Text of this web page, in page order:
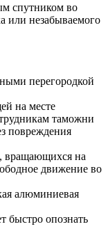
спутником во
или незабываемого
перегородкой
на месте
таможни
повреждения
вращающихся на
движение во
алюминиевая
быстро опознать